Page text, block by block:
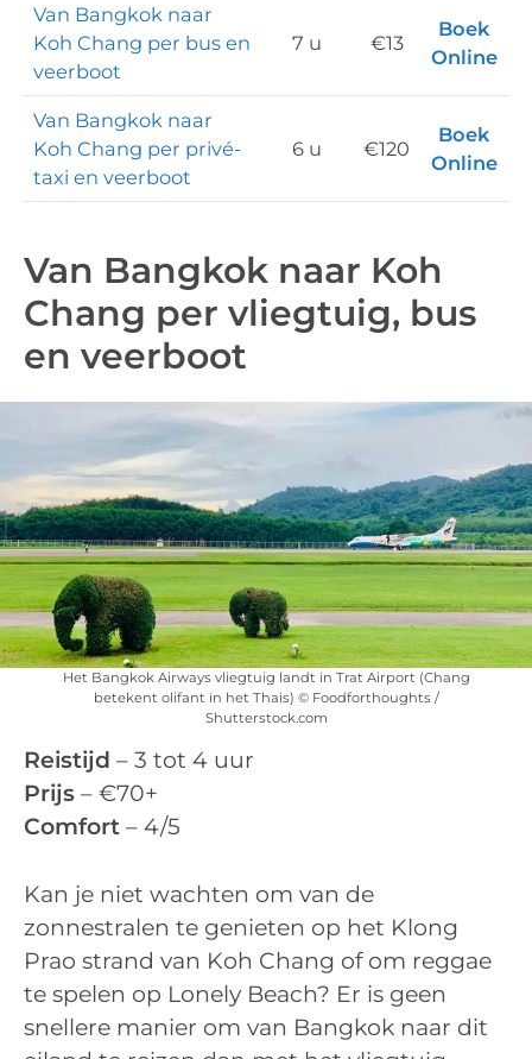
Van Bangkok naar
Koh Chang per bus en
veerboot
7 u €13
Boek
Online
Van Bangkok naar
Koh Chang per privé-
taxi en veerboot
6 u €120
Boek
Online
Van Bangkok naar Koh
Chang per vliegtuig, bus
en veerboot
Het Bangkok Airways vliegtuig landt in Trat Airport (Chang
betekent olifant in het Thais) © Foodforthoughts /
Shutterstock.com
Reistijd – 3 tot 4 uur
Prijs – €70+
Comfort – 4/5
Kan je niet wachten om van de
zonnestralen te genieten op het Klong
Prao strand van Koh Chang of om reggae
te spelen op Lonely Beach? Er is geen
snellere manier om van Bangkok naar dit